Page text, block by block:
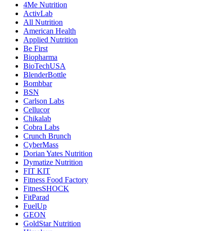
4Me Nutrition
ActivLab
All Nutrition
American Health
Applied Nutrition
Be First
Biopharma
BioTechUSA
BlenderBottle
Bombbar
BSN
Carlson Labs
Cellucor
Chikalab
Cobra Labs
Crunch Brunch
CyberMass
Dorian Yates Nutrition
Dymatize Nutrition
FIT KIT
Fitness Food Factory
FitnesSHOCK
FitParad
FuelUp
GEON
GoldStar Nutrition